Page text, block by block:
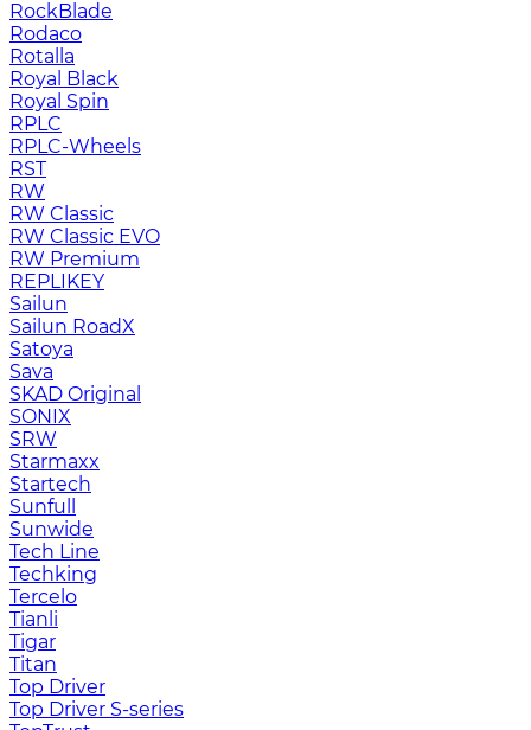
RockBlade
Rodaco
Rotalla
Royal Black
Royal Spin
RPLC
RPLC-Wheels
RST
RW
RW Classic
RW Classic EVO
RW Premium
RЕPLIKEY
Sailun
Sailun RoadX
Satoya
Sava
SKAD Original
SONIX
SRW
Starmaxx
Startech
Sunfull
Sunwide
Tech Line
Techking
Tercelo
Tianli
Tigar
Titan
Top Driver
Top Driver S-series